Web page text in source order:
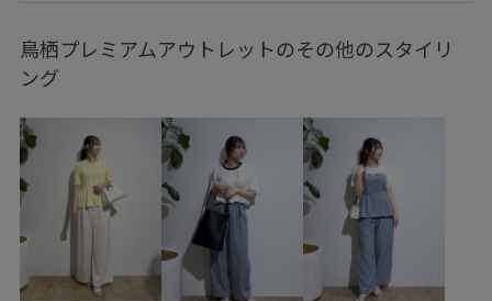
シャツ ジャケット ジーンズ ストレスフリー
ストレッチ性
スニーカー セットアップ タートルネック
ツイル生地 デニムに合わせる トレンド トレンド感
トングサンダル ハイライズ バブーシュ
バランスが良い ビジネス フォーマル
鳥栖プレミアムアウトレットのその他のスタイリ
ング